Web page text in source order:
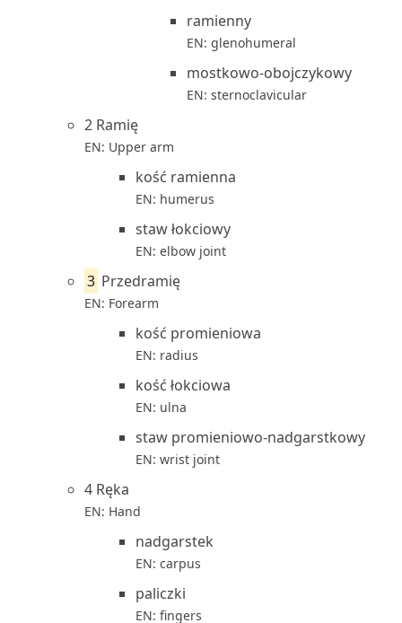
ramienny
EN: glenohumeral
mostkowo-obojczykowy
EN: sternoclavicular
2 Ramię
EN: Upper arm
kość ramienna
EN: humerus
staw łokciowy
EN: elbow joint
3 Przedramię
EN: Forearm
kość promieniowa
EN: radius
kość łokciowa
EN: ulna
staw promieniowo-nadgarstkowy
EN: wrist joint
4 Ręka
EN: Hand
nadgarstek
EN: carpus
paliczki
EN: fingers